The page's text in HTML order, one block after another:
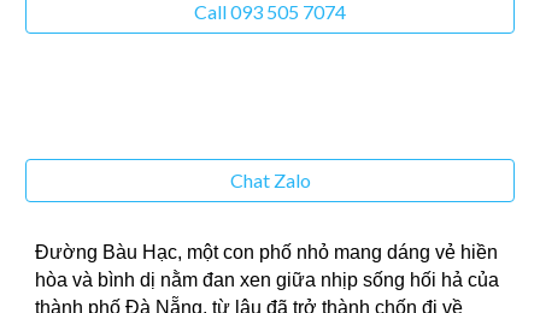
Call 093 505 7074
Chat Zalo
Đường Bàu Hạc, một con phố nhỏ mang dáng vẻ hiền
hòa và bình dị nằm đan xen giữa nhịp sống hối hả của
thành phố Đà Nẵng, từ lâu đã trở thành chốn đi về